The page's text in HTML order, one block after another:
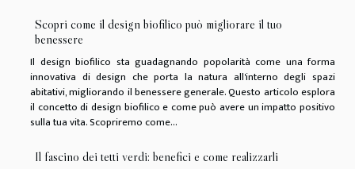
Scopri come il design biofilico può migliorare il tuo
benessere
Il design biofilico sta guadagnando popolarità come una forma
innovativa di design che porta la natura all'interno degli spazi
abitativi, migliorando il benessere generale. Questo articolo esplora
il concetto di design biofilico e come può avere un impatto positivo
sulla tua vita. Scopriremo come...
Il fascino dei tetti verdi: benefici e come realizzarli